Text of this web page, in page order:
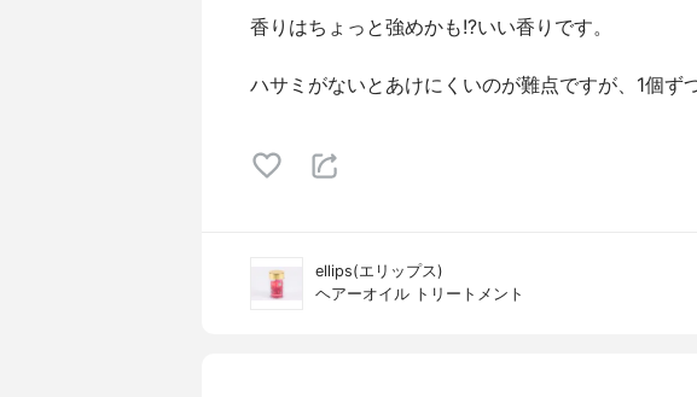
香りはちょっと強めかも!?いい香りです。
ハサミがないとあけにくいのが難点ですが、1個ず
ellips(エリップス)
ヘアーオイル トリートメント